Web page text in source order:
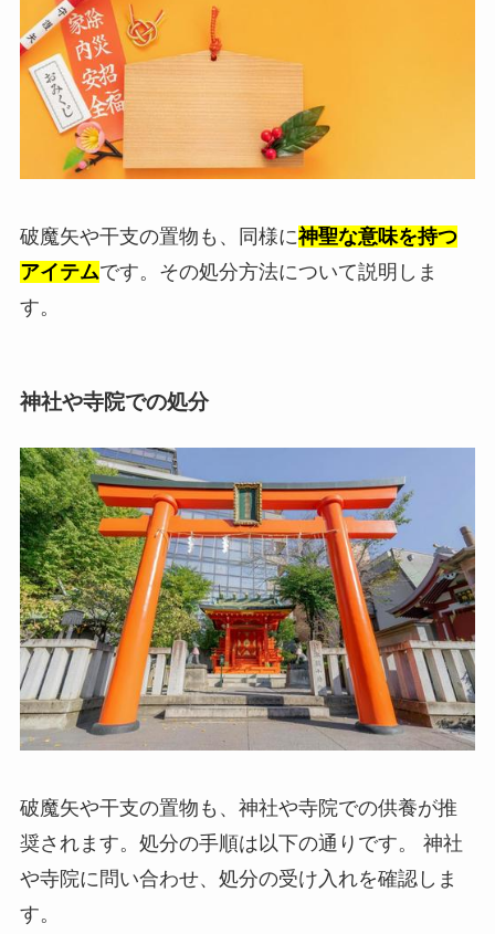
破魔矢や干支の置物も、同様に神聖な意味を持つ
アイテムです。その処分方法について説明しま
す。
神社や寺院での処分
破魔矢や干支の置物も、神社や寺院での供養が推
奨されます。処分の手順は以下の通りです。 神社
や寺院に問い合わせ、処分の受け入れを確認しま
す。